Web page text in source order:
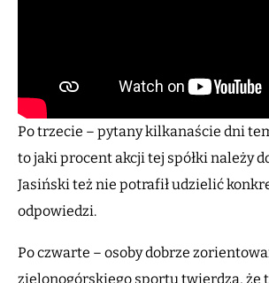
Po trzecie – pytany kilkanaście dni
to jaki procent akcji tej spółki należy
Jasiński też nie potrafił udzielić
odpowiedzi.
Po czwarte – osoby dobrze
zielonogórskiego sportu twierdzą, że